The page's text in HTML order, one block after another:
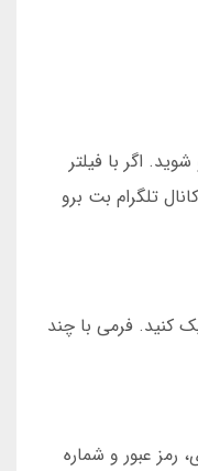
اگر با فیلتر
تلگرام بت برو
کنید. فرمی با چند
رمز عبور و شماره